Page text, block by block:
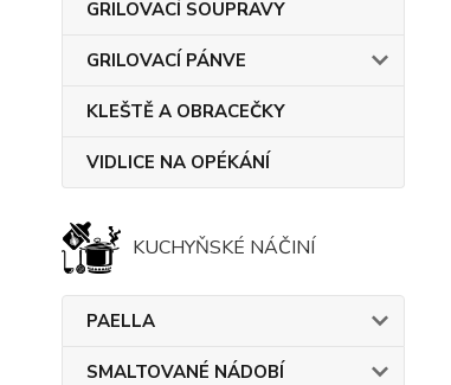
GRILOVACÍ SOUPRAVY
GRILOVACÍ PÁNVE
KLEŠTĚ A OBRACEČKY
VIDLICE NA OPÉKÁNÍ
KUCHYŇSKÉ NÁČINÍ
PAELLA
SMALTOVANÉ NÁDOBÍ